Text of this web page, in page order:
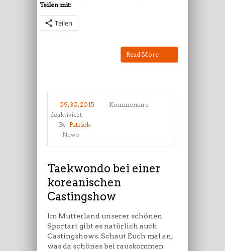
Teilen mit:
Teilen
Read More
09, 30, 2015
Kommentare
deaktiviertfür
Taekwondo
Castingshow
By Patrick
News
Taekwondo bei einer
koreanischen
Castingshow
Im Mutterland unserer schönen
Sportart gibt es natürlich auch
Castingshows. Schaut Euch mal an,
was da schönes bei rauskommen